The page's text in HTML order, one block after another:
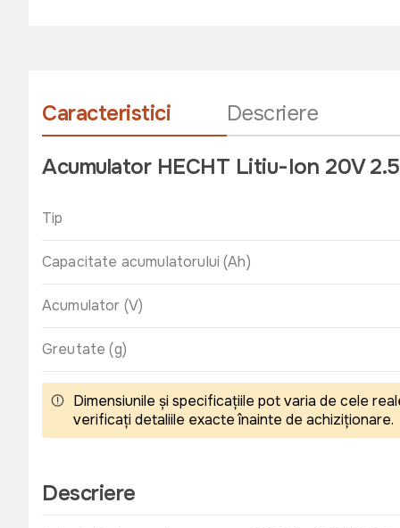
Caracteristici Descriere
Acumulator HECHT Litiu-Ion 20V
Tip
Capacitate acumulatorului (Ah)
Acumulator (V)
Greutate (g)
Dimensiunile și specificațiile pot varia de cele
verificați detaliile exacte înainte de achiziționare.
Descriere